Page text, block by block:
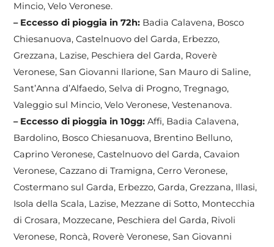
Mincio, Velo Veronese.
– Eccesso di pioggia in 72h: Badia Calavena, Bosco
Chiesanuova, Castelnuovo del Garda, Erbezzo,
Grezzana, Lazise, Peschiera del Garda, Roverè
Veronese, San Giovanni Ilarione, San Mauro di Saline,
Sant’Anna d’Alfaedo, Selva di Progno, Tregnago,
Valeggio sul Mincio, Velo Veronese, Vestenanova.
– Eccesso di pioggia in 10gg:Affi, Badia Calavena,
Bardolino, Bosco Chiesanuova, Brentino Belluno,
Caprino Veronese, Castelnuovo del Garda, Cavaion
Veronese, Cazzano di Tramigna, Cerro Veronese,
Costermano sul Garda, Erbezzo, Garda, Grezzana, Illasi,
Isola della Scala, Lazise, Mezzane di Sotto, Montecchia
di Crosara, Mozzecane, Peschiera del Garda, Rivoli
Veronese, Roncà, Roverè Veronese, San Giovanni